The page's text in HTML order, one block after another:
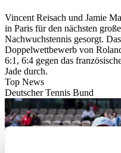
Vincent Reisach und Jamie
in Paris für den nächsten
Nachwuchstennis gesorgt.
Doppelwettbewerb von
6:1, 6:4 gegen das
Jade durch.
Top News
Deutscher Tennis Bund